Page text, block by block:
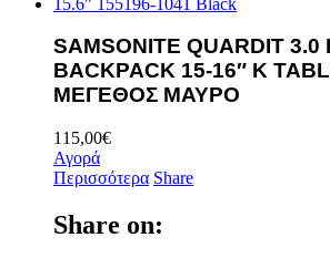
SAMSONITE QUARDIT 3.0
BACKPACK 15-16″ K
ΜΕΓΕΘΟΣ ΜΑΥΡO
115,00€
Αγορά
Περισσότερα Share
Share on: